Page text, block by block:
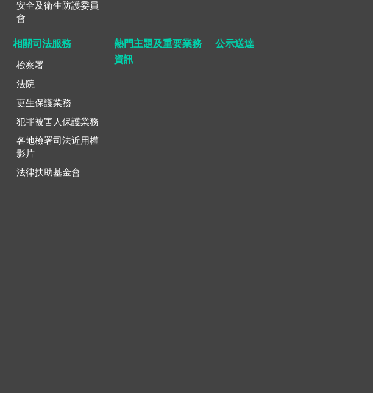
安全及衛生防護委員
會
相關司法服務
檢察署
法院
更生保護業務
犯罪被害人保護業務
各地檢署司法近用權
影片
法律扶助基金會
熱門主題及重要業務
資訊
公示送達